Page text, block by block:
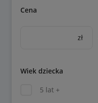
Cena
zł
Wiek dziecka
5 lat +